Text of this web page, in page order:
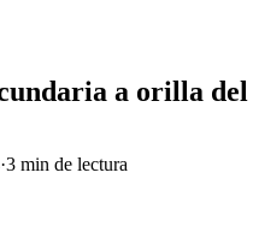
a orilla
·3 min de lectura